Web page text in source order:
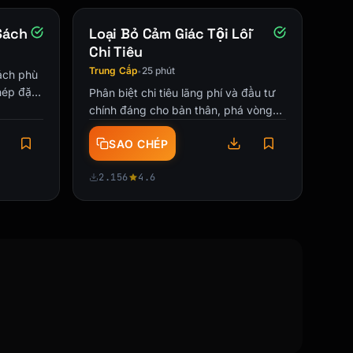
page–page. DOI
128. https://doi.org/10.xxxx
phù
đặc
Loại Bỏ Cảm Giác Tội Lỗi
Chi Tiêu
Trung Cấp• 25 phút
Phân biệt chi tiêu lãng phí và đầu tư
chính đáng cho bản thân, phá vòng
xoáy tự trách và xây dựng mối quan
hệ lành mạnh với tiền bạc qua tái …
SAO CHÉP
2.156 4.6